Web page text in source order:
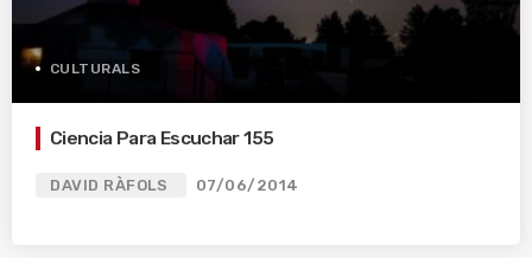
CULTURALS
Ciencia Para Escuchar 155
DAVID RÀFOLS 07/06/2014